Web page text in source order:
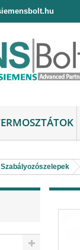
Szabályozószelepek